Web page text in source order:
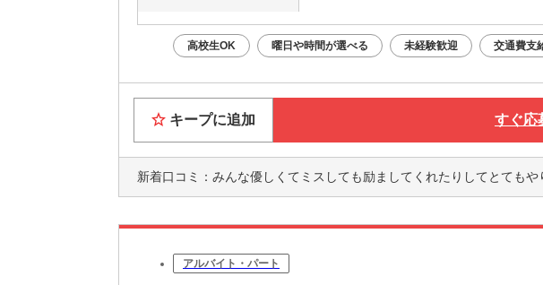
高校生OK 曜日や時間が選べる 未経験歓迎 交通費支
キープに追加 すぐ応
新着口コミ： みんな優しくてミスしても励ましてくれたりしてとてもやりやすいです。店も繁盛していてとてもすごいと思いますし、忙
アルバイト・パート